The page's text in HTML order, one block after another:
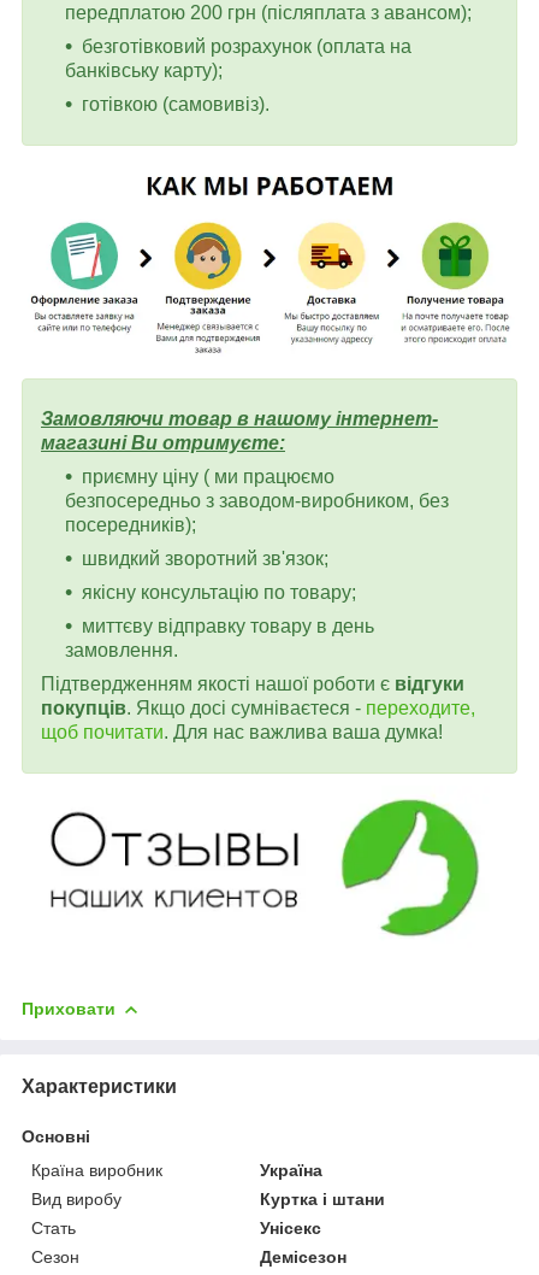
передплатою 200 грн (післяплата з авансом);
безготівковий розрахунок (оплата на
банківську карту);
готівкою (самовивіз).
Замовляючи товар в нашому інтернет-
магазині Ви отримуєте:
приємну ціну ( ми працюємо
безпосередньо з заводом-виробником, без
посередників);
швидкий зворотний зв'язок;
якісну консультацію по товару;
миттєву відправку товару в день
замовлення.
Підтвердженням якості нашої роботи є відгуки
покупців. Якщо досі сумніваєтеся - переходите,
щоб почитати. Для нас важлива ваша думка!
Приховати
Характеристики
Основні
Країна виробник
Україна
Вид виробу
Куртка і штани
Стать
Унісекс
Сезон
Демісезон